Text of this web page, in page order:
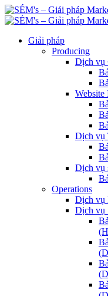
Giải pháp
Producing
Dịch vụ
Website
Dịch vụ
Dịch vụ
Operations
Dịch vụ
Dịch vụ